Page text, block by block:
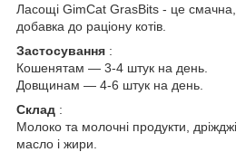
Ласощі GimCat GrasBits - це
добавка до раціону котів.
Застосування :
Кошенятам — 3-4 штук на день.
Довщинам — 4-6 штук на день.
Склад :
Молоко та молочні продукти,
масло і жири.